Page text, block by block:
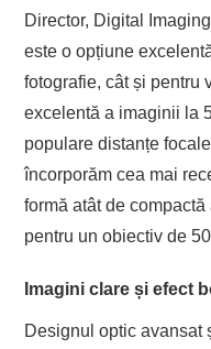
Director, Digital
este o opțiune
fotografie, cât și pentru
excelentă a imaginii la
populare distanțe
încorporăm cea mai
formă atât de
pentru un obiectiv de
Imagini clare și efect
Designul optic avansat